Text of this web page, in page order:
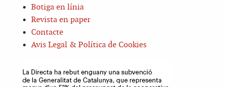
Botiga en línia
Revista en paper
Contacte
Avis Legal & Política de Cookies